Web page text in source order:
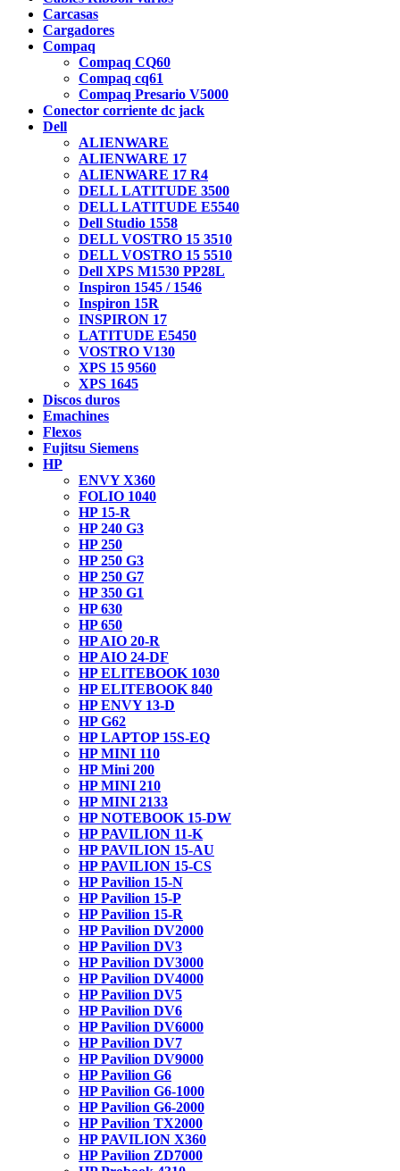
Carcasas
Cargadores
Compaq
Compaq CQ60
Compaq cq61
Compaq Presario V5000
Conector corriente dc jack
Dell
ALIENWARE
ALIENWARE 17
ALIENWARE 17 R4
DELL LATITUDE 3500
DELL LATITUDE E5540
Dell Studio 1558
DELL VOSTRO 15 3510
DELL VOSTRO 15 5510
Dell XPS M1530 PP28L
Inspiron 1545 / 1546
Inspiron 15R
INSPIRON 17
LATITUDE E5450
VOSTRO V130
XPS 15 9560
XPS 1645
Discos duros
Emachines
Flexos
Fujitsu Siemens
HP
ENVY X360
FOLIO 1040
HP 15-R
HP 240 G3
HP 250
HP 250 G3
HP 250 G7
HP 350 G1
HP 630
HP 650
HP AIO 20-R
HP AIO 24-DF
HP ELITEBOOK 1030
HP ELITEBOOK 840
HP ENVY 13-D
HP G62
HP LAPTOP 15S-EQ
HP MINI 110
HP Mini 200
HP MINI 210
HP MINI 2133
HP NOTEBOOK 15-DW
HP PAVILION 11-K
HP PAVILION 15-AU
HP PAVILION 15-CS
HP Pavilion 15-N
HP Pavilion 15-P
HP Pavilion 15-R
HP Pavilion DV2000
HP Pavilion DV3
HP Pavilion DV3000
HP Pavilion DV4000
HP Pavilion DV5
HP Pavilion DV6
HP Pavilion DV6000
HP Pavilion DV7
HP Pavilion DV9000
HP Pavilion G6
HP Pavilion G6-1000
HP Pavilion G6-2000
HP Pavilion TX2000
HP PAVILION X360
HP Pavilion ZD7000